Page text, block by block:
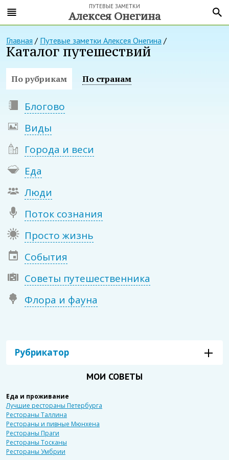
ПУТЕВЫЕ ЗАМЕТКИ
Алексея Онегина
Главная / Путевые заметки Алексея Онегина /
Каталог путешествий
По рубрикам По странам
Блогово
Виды
Города и веси
Еда
Люди
Поток сознания
Просто жизнь
События
Советы путешественника
Флора и фауна
Босния и Герцеговина
Германия
Гибралтар
Грузия
Рубрикатор
МОИ СОВЕТЫ
Еда и проживание
Лучшие рестораны Петербурга
Рестораны Таллина
Рестораны и пивные Мюнхена
Рестораны Праги
Рестораны Тосканы
Рестораны Умбрии